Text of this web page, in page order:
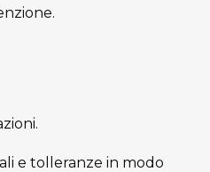
e tolleranze in modo